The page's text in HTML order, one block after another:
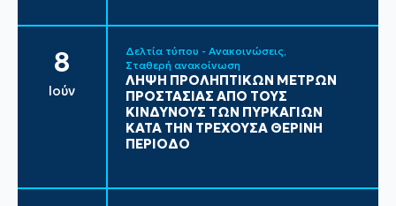
8
Ιούν
Δελτία τύπου - Ανακοινώσεις
Σταθερή ανακοίνωση
ΛΗΨΗ ΠΡΟΛΗΠΤΙΚΩΝ ΜΕΤΡΩΝ
ΠΡΟΣΤΑΣΙΑΣ ΑΠΟ ΤΟΥΣ
ΚΙΝΔΥΝΟΥΣ ΤΩΝ ΠΥΡΚΑΓΙΩΝ
ΚΑΤΑ ΤΗΝ ΤΡΕΧΟΥΣΑ ΘΕΡΙΝΗ
ΠΕΡΙΟΔΟ